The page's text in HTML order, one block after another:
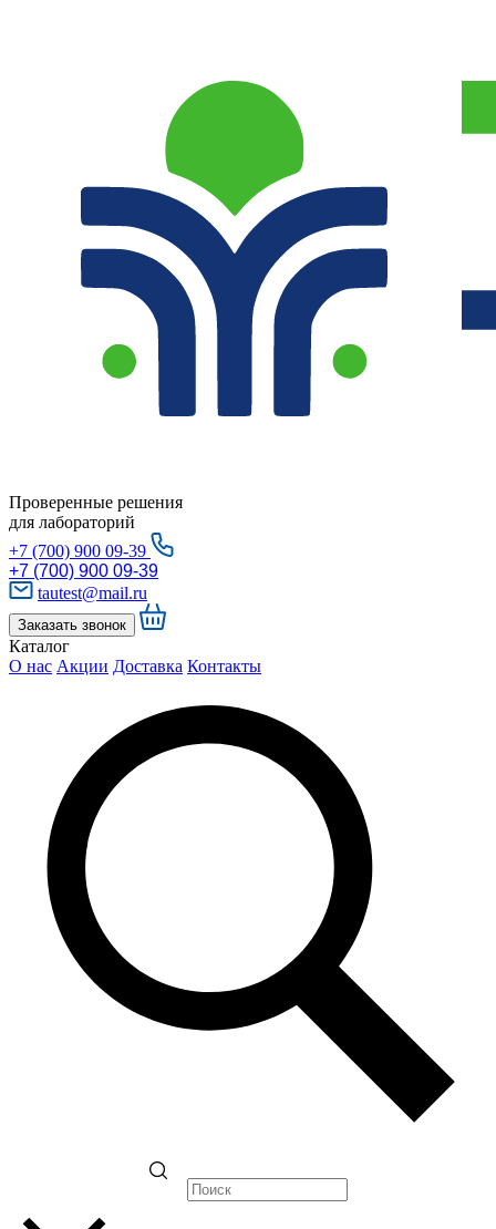
Проверенные решения
для лабораторий
+7 (700) 900 09-39
+7 (700) 900 09-39
tautest@mail.ru
Заказать звонок
Каталог
О нас Акции Доставка Контакты